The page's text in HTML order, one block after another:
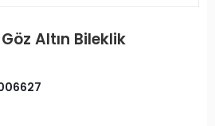
Altın Bileklik